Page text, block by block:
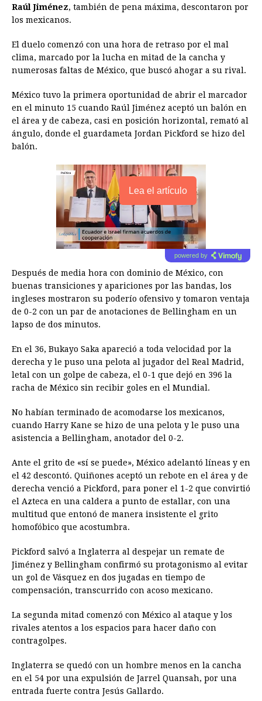
k
e
p
s
n
k
Raúl Jiménez, también de pena máxima, descontaron por
los mexicanos.
El duelo comenzó con una hora de retraso por el mal
clima, marcado por la lucha en mitad de la cancha y
numerosas faltas de México, que buscó ahogar a su rival.
México tuvo la primera oportunidad de abrir el marcador
en el minuto 15 cuando Raúl Jiménez aceptó un balón en
el área y de cabeza, casi en posición horizontal, remató al
ángulo, donde el guardameta Jordan Pickford se hizo del
balón.
Lea el artículo
powered by
Después de media hora con dominio de México, con
buenas transiciones y apariciones por las bandas, los
ingleses mostraron su poderío ofensivo y tomaron ventaja
de 0-2 con un par de anotaciones de Bellingham en un
lapso de dos minutos.
En el 36, Bukayo Saka apareció a toda velocidad por la
derecha y le puso una pelota al jugador del Real Madrid,
letal con un golpe de cabeza, el 0-1 que dejó en 396 la
racha de México sin recibir goles en el Mundial.
No habían terminado de acomodarse los mexicanos,
cuando Harry Kane se hizo de una pelota y le puso una
asistencia a Bellingham, anotador del 0-2.
Ante el grito de «sí se puede», México adelantó líneas y en
el 42 descontó. Quiñones aceptó un rebote en el área y de
derecha venció a Pickford, para poner el 1-2 que convirtió
el Azteca en una caldera a punto de estallar, con una
multitud que entonó de manera insistente el grito
homofóbico que acostumbra.
Pickford salvó a Inglaterra al despejar un remate de
Jiménez y Bellingham confirmó su protagonismo al evitar
un gol de Vásquez en dos jugadas en tiempo de
compensación, transcurrido con acoso mexicano.
La segunda mitad comenzó con México al ataque y los
rivales atentos a los espacios para hacer daño con
contragolpes.
Inglaterra se quedó con un hombre menos en la cancha
en el 54 por una expulsión de Jarrel Quansah, por una
entrada fuerte contra Jesús Gallardo.